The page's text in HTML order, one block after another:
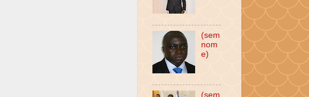
(sem
nom
e)
(sem